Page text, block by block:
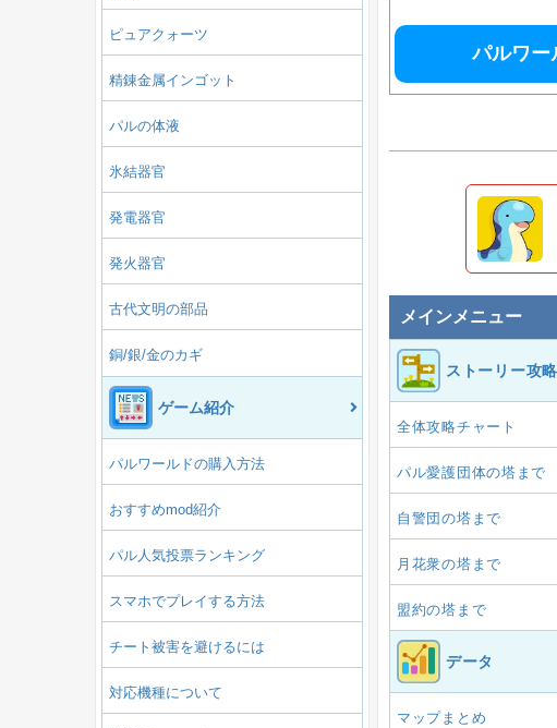
ピュアクォーツ
精錬金属インゴット
パルの体液
氷結器官
発電器官
発火器官
古代文明の部品
銅/銀/金のカギ
ゲーム紹介
パルワールドの購入方法
おすすめmod紹介
パル人気投票ランキング
スマホでプレイする方法
チート被害を避けるには
対応機種について
パルワー
メインメニュー
ストーリー攻略
全体攻略チャート
パル愛護団体の塔まで
自警団の塔まで
月花衆の塔まで
盟約の塔まで
データ
マップまとめ